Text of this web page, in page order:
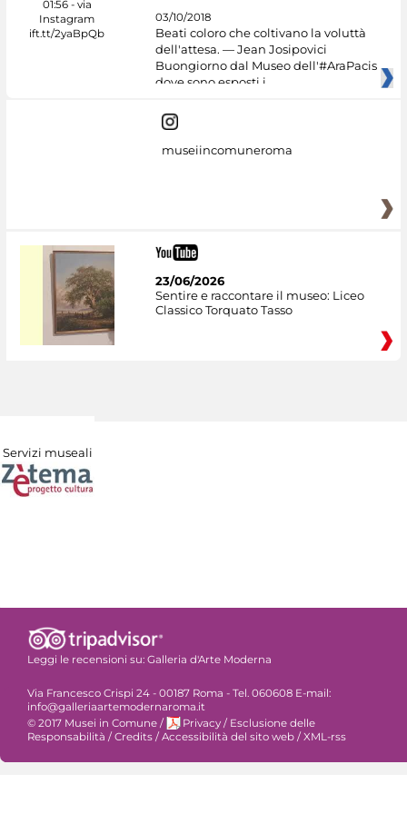
03/10/2018
Beati coloro che coltivano la voluttà
dell'attesa. — Jean Josipovici
Buongiorno dal Museo dell'#AraPacis
dove sono esposti i
museiincomuneroma
23/06/2026
Sentire e raccontare il museo: Liceo
Classico Torquato Tasso
Servizi museali
Leggi le recensioni su: Galleria d'Arte Moderna
Via Francesco Crispi 24 - 00187 Roma - Tel. 060608 E-mail:
info@galleriaartemodernaroma.it
© 2017 Musei in Comune / Privacy / Esclusione delle
Responsabilità /Credits /Accessibilità del sito web /XML-rss